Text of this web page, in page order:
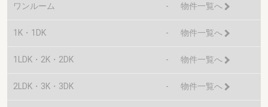
ワンルーム - 物件一覧へ
1K・1DK - 物件一覧へ
1LDK・2K・2DK - 物件一覧へ
2LDK・3K・3DK - 物件一覧へ